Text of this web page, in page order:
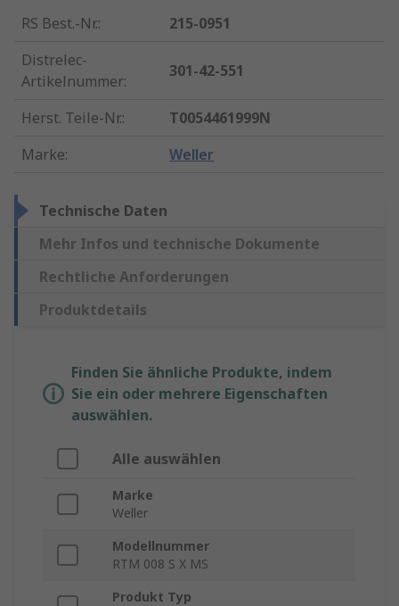
RS Best.-Nr.:
215-0951
Distrelec-
Artikelnummer:
301-42-551
Herst. Teile-Nr.:
T0054461999N
Marke: Weller
Technische Daten
Mehr Infos und technische Dokumente
Rechtliche Anforderungen
Produktdetails
Finden Sie ähnliche Produkte, indem
Sie ein oder mehrere Eigenschaften
auswählen.
Alle auswählen
Marke
Weller
Modellnummer
RTM 008 S X MS
Produkt Typ